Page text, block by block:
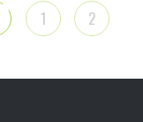
1 2